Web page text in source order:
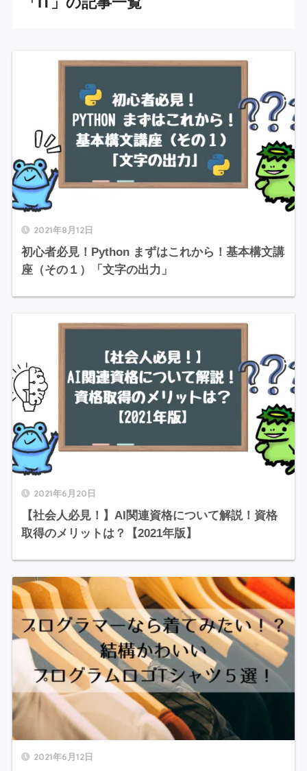
2021年8月12日
初心者必見！Python まずはこれから！基本構文講
座（その１）「文字の出力」
2021年6月20日
【社会人必見！】AI関連資格について解説！資格
取得のメリットは？【2021年版】
2021年6月12日